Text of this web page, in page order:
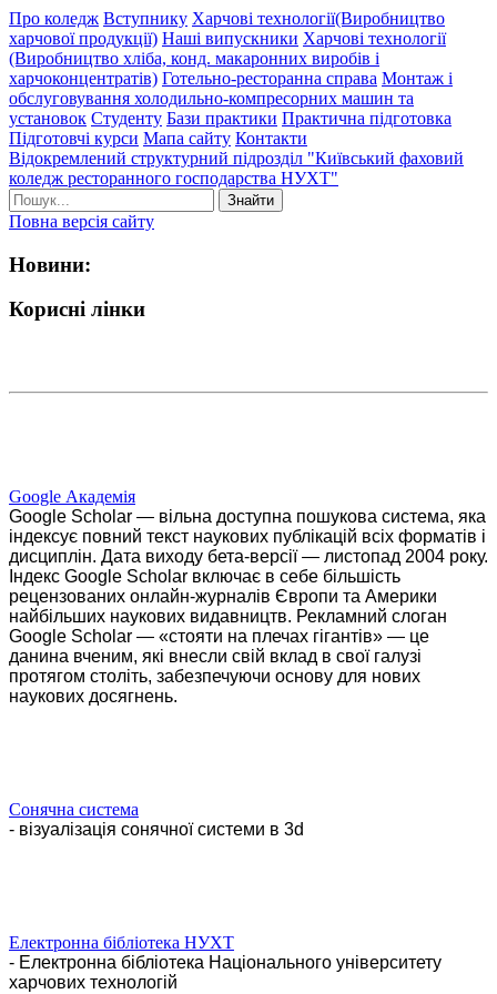
Про коледж Вступнику Харчові технології(Виробництво
харчової продукції) Наші випускники Харчові технології
(Виробництво хліба, конд. макаронних виробів і
харчоконцентратів) Готельно-ресторанна справа Монтаж і
обслуговування холодильно-компресорних машин та
установок Студенту Бази практики Практична підготовка
Підготовчі курси Мапа сайту Контакти
Відокремлений структурний підрозділ "Київський фаховий
коледж ресторанного господарства НУХТ"
Знайти
Повна версія сайту
Новини:
Корисні лінки
Google Академія
Google Scholar — вільна доступна пошукова система, яка
індексує повний текст наукових публікацій всіх форматів і
дисциплін. Дата виходу бета-версії — листопад 2004 року.
Індекс Google Scholar включає в себе більшість
рецензованих онлайн-журналів Європи та Америки
найбільших наукових видавництв. Рекламний слоган
Google Scholar — «стояти на плечах гігантів» — це
данина вченим, які внесли свій вклад в свої галузі
протягом століть, забезпечуючи основу для нових
наукових досягнень.
Сонячна система
- візуалізація сонячної системи в 3d
Електронна бібліотека НУХТ
- Електронна бібліотека Національного університету
харчових технологій